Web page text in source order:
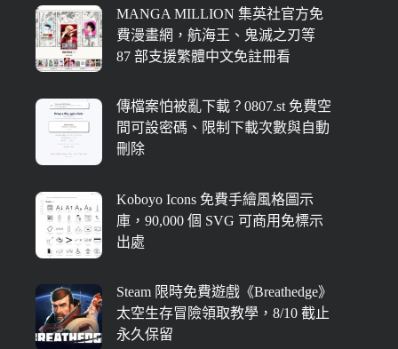
MANGA MILLION 集英社官方免
費漫畫網，航海王、鬼滅之刃等
87 部支援繁體中文免註冊看
傳檔案怕被亂下載？0807.st 免費空
間可設密碼、限制下載次數與自動
刪除
Koboyo Icons 免費手繪風格圖示
庫，90,000 個 SVG 可商用免標示
出處
Steam 限時免費遊戲《Breathedge》
太空生存冒險領取教學，8/10 截止
永久保留